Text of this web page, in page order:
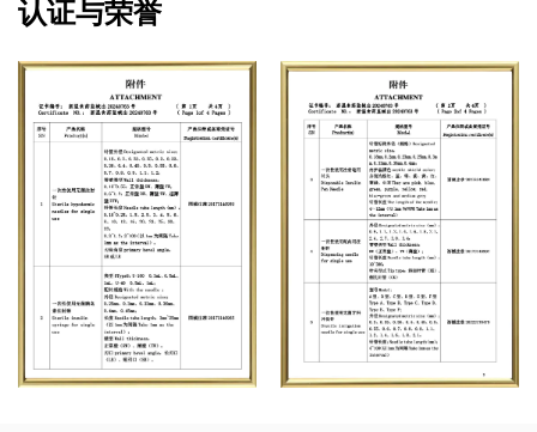
认证与荣誉